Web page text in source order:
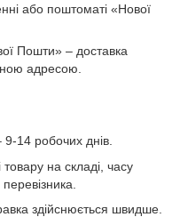
або поштоматі «Нової
Пошти» – доставка
адресою.
14 робочих днів.
на складі, часу
здійснюється швидше.